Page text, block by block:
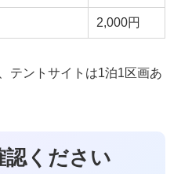
2,000円
テントサイトは1泊1区画あ
認ください